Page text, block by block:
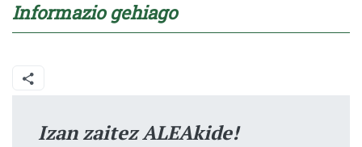
Informazio gehiago
Izan zaitez ALEAkide!